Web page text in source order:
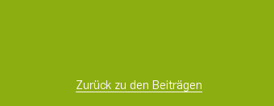
Zurück zu den Beiträgen